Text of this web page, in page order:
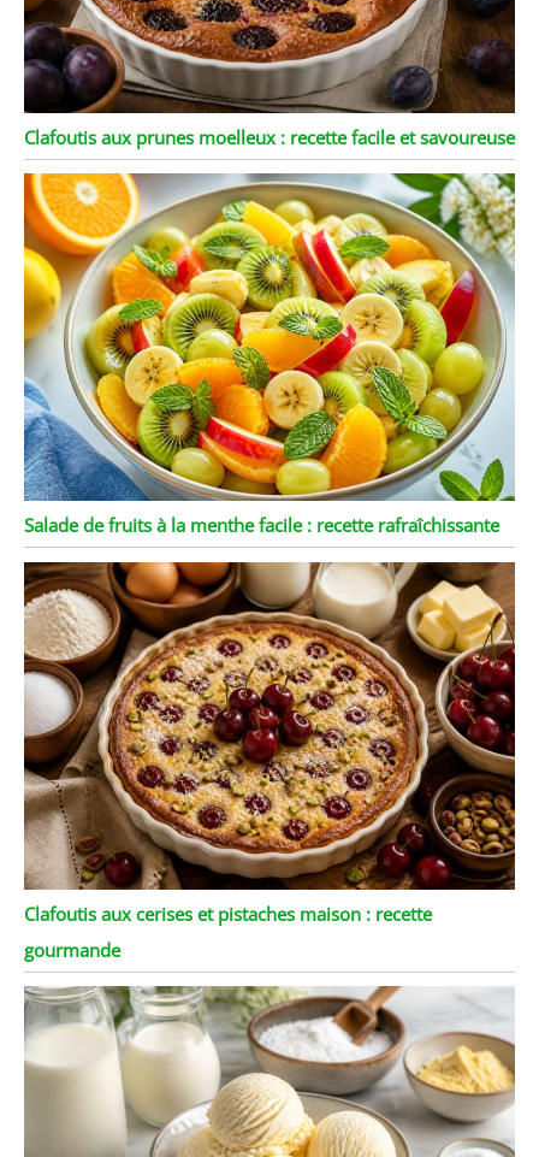
Clafoutis aux prunes moelleux : recette facile et savoureuse
Salade de fruits à la menthe facile : recette rafraîchissante
Clafoutis aux cerises et pistaches maison : recette
gourmande